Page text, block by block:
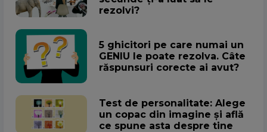
rezolvi?
5 ghicitori pe care numai un
GENIU le poate rezolva. Câte
răspunsuri corecte ai avut?
Test de personalitate: Alege
un copac din imagine și află
ce spune asta despre tine